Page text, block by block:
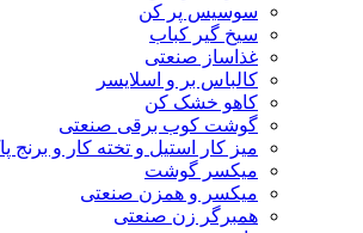
سوسیس پر کن
سیخ گیر کباب
غذاساز صنعتی
کالباس بر و اسلایسر
کاهو خشک کن
گوشت کوب برقی صنعتی
میز کار استیل و تخته کار و برنج
میکسر گوشت
میکسر و همزن صنعتی
همبرگر زن صنعتی